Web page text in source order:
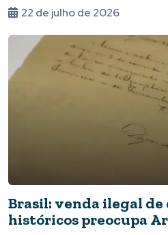
22 de julho de 2026
Brasil: venda ilegal
históricos preocupa